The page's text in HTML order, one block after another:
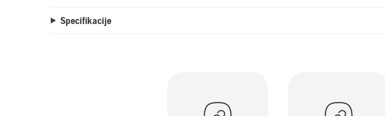
Specifikacije